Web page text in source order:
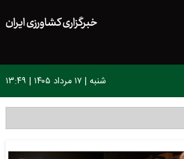
خبرگزاری کشاورزی ایران
شنبه | ۱۷ مرداد ۱۴۰۵ | ۱۳:۴۹